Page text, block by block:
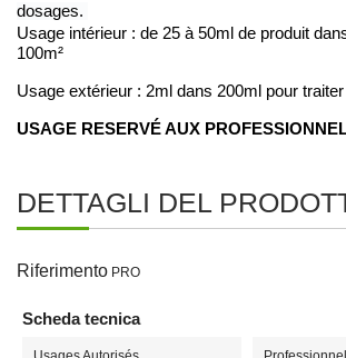
dosages.
Usage intérieur : de 25 à 50ml de produit
100m²
Usage extérieur : 2ml dans 200ml pour traiter
USAGE RESERVÉ AUX
DETTAGLI DEL
Riferimento PRO
Scheda tecnica